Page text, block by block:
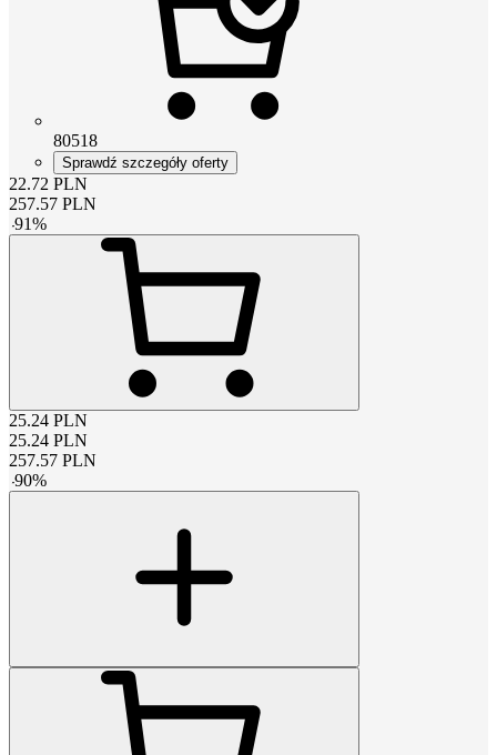
80518
Sprawdź szczegóły oferty
22.72 PLN
257.57 PLN
-91%
25.24 PLN
25.24 PLN
257.57 PLN
-90%